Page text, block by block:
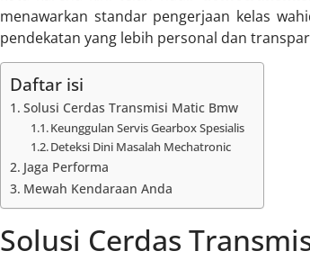
menawarkan standar pengerjaan kelas
pendekatan yang lebih personal dan
Daftar isi
Solusi Cerdas Transmisi Matic Bmw
Keunggulan Servis Gearbox Spesialis
Deteksi Dini Masalah Mechatronic
Jaga Performa
Mewah Kendaraan Anda
Solusi Cerdas